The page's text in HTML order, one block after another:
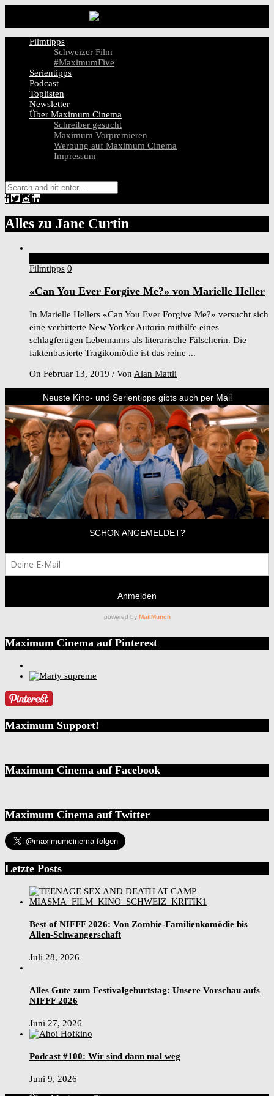
Filmtipps
Schweizer Film
#MaximumFive
Serientipps
Podcast
Toplisten
Newsletter
Über Maximum Cinema
Schreiber gesucht
Maximum Vorpremieren
Werbung auf Maximum Cinema
Impressum
Alles zu Jane Curtin
Filmtipps 0
«Can You Ever Forgive Me?» von Marielle Heller
In Marielle Hellers «Can You Ever Forgive Me?» versucht sich
eine verbitterte New Yorker Autorin mithilfe eines
schlagfertigen Lebemanns als literarische Fälscherin. Die
faktenbasierte Tragikomödie ist das reine ...
On Februar 13, 2019 / Von Alan Mattli
Maximum Cinema auf Pinterest
Maximum Support!
Maximum Cinema auf Facebook
Maximum Cinema auf Twitter
Letzte Posts
Best of NIFFF 2026: Von Zombie-Familienkomödie bis
Alien-Schwangerschaft
Juli 28, 2026
Alles Gute zum Festivalgeburtstag: Unsere Vorschau aufs
NIFFF 2026
Juni 27, 2026
Podcast #100: Wir sind dann mal weg
Juni 9, 2026